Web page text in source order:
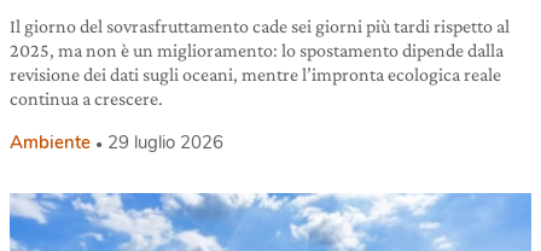
Il giorno del sovrasfruttamento cade sei giorni più tardi rispetto al
2025, ma non è un miglioramento: lo spostamento dipende dalla
revisione dei dati sugli oceani, mentre l’impronta ecologica reale
continua a crescere.
Ambiente 29 luglio 2026